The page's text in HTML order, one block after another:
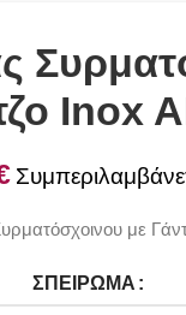
Inox
με
ΣΠΕΊΡΩΜΑ